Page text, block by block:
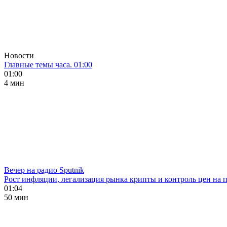
Новости
Главные темы часа. 01:00
01:00
4 мин
Вечер на радио Sputnik
Рост инфляции, легализация рынка крипты и контроль цен на
01:04
50 мин